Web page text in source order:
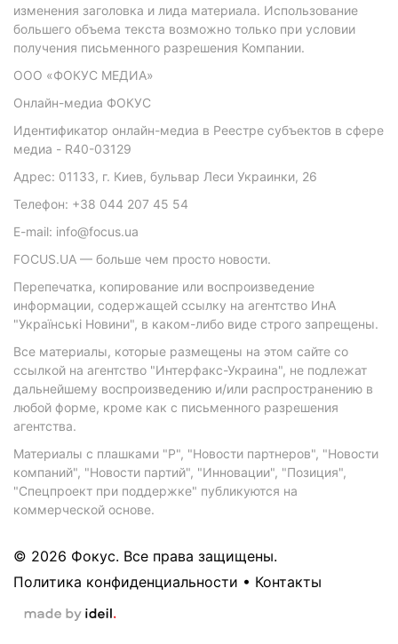
изменения заголовка и лида материала. Использование
большего объема текста возможно только при условии
получения письменного разрешения Компании.
ООО «ФОКУС МЕДИА»
Онлайн-медиа ФОКУС
Идентификатор онлайн-медиа в Реестре субъектов в сфере
медиа - R40-03129
Адрес: 01133, г. Киев, бульвар Леси Украинки, 26
Телефон: +38 044 207 45 54
E-mail: info@focus.ua
FOCUS.UA — больше чем просто новости.
Перепечатка, копирование или воспроизведение
информации, содержащей ссылку на агентство ИнА
"Українські Новини", в каком-либо виде строго запрещены.
Все материалы, которые размещены на этом сайте со
ссылкой на агентство "Интерфакс-Украина", не подлежат
дальнейшему воспроизведению и/или распространению в
любой форме, кроме как с письменного разрешения
агентства.
Материалы с плашками "Р", "Новости партнеров", "Новости
компаний", "Новости партий", "Инновации", "Позиция",
"Спецпроект при поддержке" публикуются на
коммерческой основе.
© 2026 Фокус. Все права защищены.
Политика конфиденциальности • Контакты